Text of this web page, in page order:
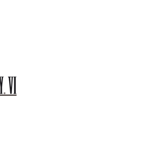
，涵盖多种模式供你自由选择，